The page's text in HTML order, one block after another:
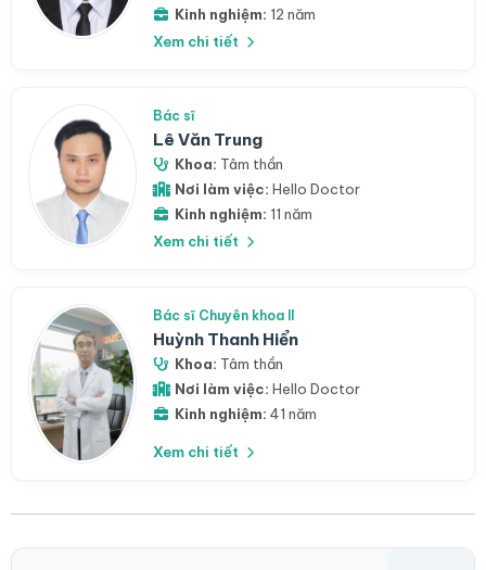
Kinh nghiệm: 12 năm
Xem chi tiết
Bác sĩ
Lê Văn Trung
Khoa: Tâm thần
Nơi làm việc: Hello Doctor
Kinh nghiệm: 11 năm
Xem chi tiết
Bác sĩ Chuyên khoa II
Huỳnh Thanh Hiển
Khoa: Tâm thần
Nơi làm việc: Hello Doctor
Kinh nghiệm: 41 năm
Xem chi tiết